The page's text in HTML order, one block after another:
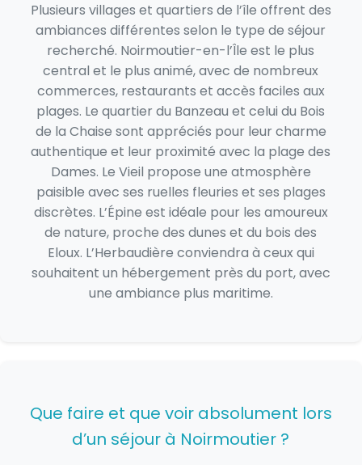
Plusieurs villages et quartiers de l’île offrent des
ambiances différentes selon le type de séjour
recherché. Noirmoutier-en-l’Île est le plus
central et le plus animé, avec de nombreux
commerces, restaurants et accès faciles aux
plages. Le quartier du Banzeau et celui du Bois
de la Chaise sont appréciés pour leur charme
authentique et leur proximité avec la plage des
Dames. Le Vieil propose une atmosphère
paisible avec ses ruelles fleuries et ses plages
discrètes. L’Épine est idéale pour les amoureux
de nature, proche des dunes et du bois des
Eloux. L’Herbaudière conviendra à ceux qui
souhaitent un hébergement près du port, avec
une ambiance plus maritime.
Que faire et que voir absolument lors
d’un séjour à Noirmoutier ?